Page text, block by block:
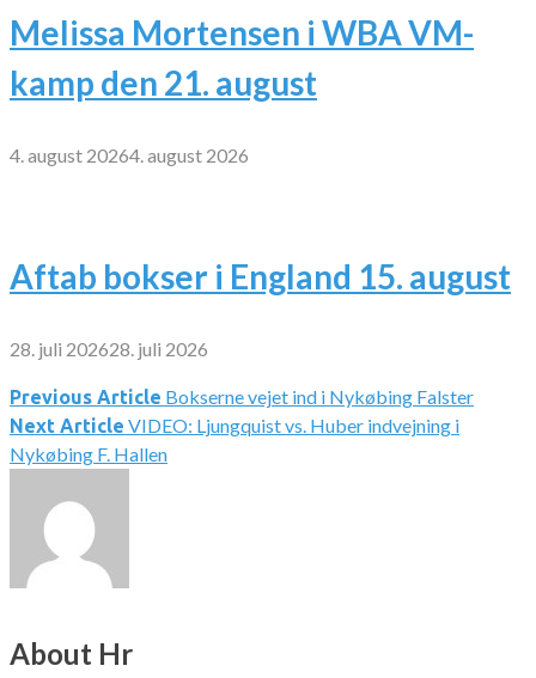
Melissa Mortensen i WBA VM-
kamp den 21. august
4. august 20264. august 2026
Aftab bokser i England 15. august
28. juli 202628. juli 2026
Indlægsnavigation
Previous Article Bokserne vejet ind i Nykøbing Falster
Next Article VIDEO: Ljungquist vs. Huber indvejning i
Nykøbing F. Hallen
About Hr